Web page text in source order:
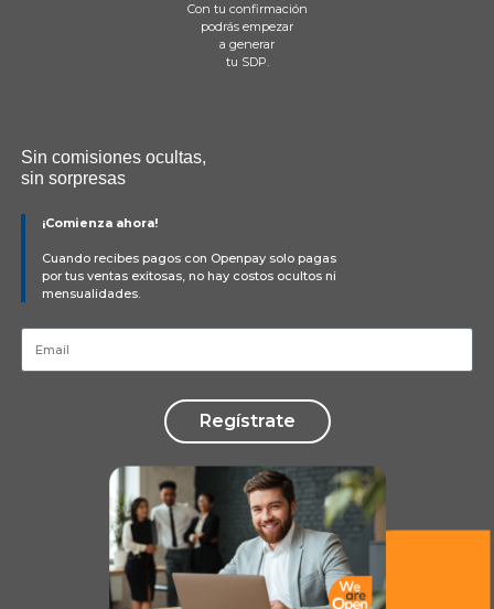
Con tu confirmación
podrás empezar
a generar
tu SDP.
Sin comisiones ocultas,
sin sorpresas
¡Comienza ahora!
Cuando recibes pagos con Openpay solo pagas
por tus ventas exitosas, no hay costos ocultos ni
mensualidades.
Regístrate